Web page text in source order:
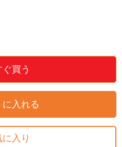
買う
に入れる
に入り